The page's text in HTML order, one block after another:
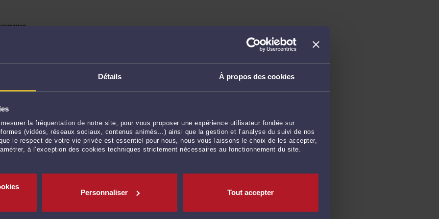
Détails À propos des cookies
la fréquentation de notre site, pour vous proposer une expérience utilisateur fondée sur
(vidéos, réseaux sociaux, contenus animés…) ainsi que la gestion et l’analyse du suivi de nos
le respect de votre vie privée est essentiel pour nous, nous vous laissons le choix de les accepter,
à l’exception des cookies techniques strictement nécessaires au fonctionnement du site.
Personnaliser Tout accepter
d'exécution